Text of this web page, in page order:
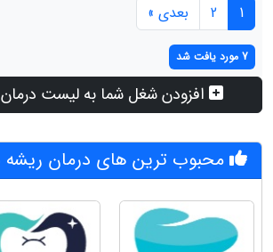
1
2 بعدی »
7 مورد یافت شد
افزودن شغل شما به لیست
محبوب ترین های درمان ریشه